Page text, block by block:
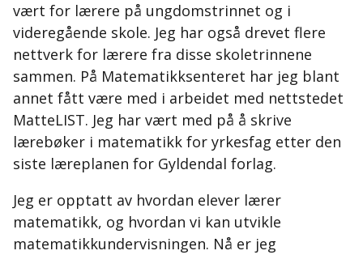
vært for lærere på ungdomstrinnet og i
videregående skole. Jeg har også drevet flere
nettverk for lærere fra disse skoletrinnene
sammen. På Matematikksenteret har jeg blant
annet fått være med i arbeidet med nettstedet
MatteLIST. Jeg har vært med på å skrive
lærebøker i matematikk for yrkesfag etter den
siste læreplanen for Gyldendal forlag.
Jeg er opptatt av hvordan elever lærer
matematikk, og hvordan vi kan utvikle
matematikkundervisningen. Nå er jeg